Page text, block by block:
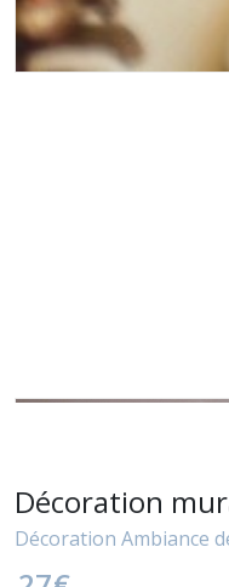
Décoration
Décoration Ambiance